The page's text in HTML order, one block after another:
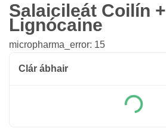
Salaicileát Coilín +
Lignócaine
micropharma_error: 15
Clár ábhair